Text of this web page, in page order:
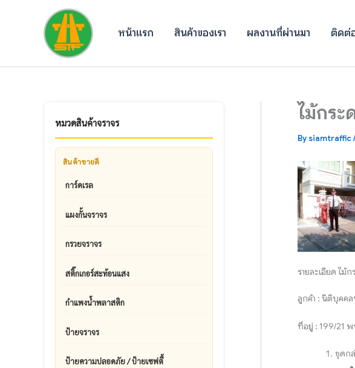
หน้าแรก สินค้าของเรา ผลงานที่ผ่านมา ติดต่อ
หมวดสินค้าจราจร
สินค้าขายดี
การ์ดเรล
แผงกั้นจราจร
กรวยจราจร
สติ๊กเกอร์สะท้อนแสง
กำแพงน้ำพลาสติก
ป้ายจราจร
ป้ายความปลอดภัย / ป้ายเซฟตี้
ไม้กร
By siamtraffic
รายละเอียด ไ
ลูกค้า : นิติบุคค
ที่อยู่ : 199/21 พ
ชุดก